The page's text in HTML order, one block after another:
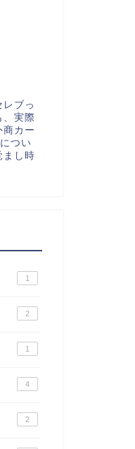
ブっ
、実際
商カー
つい
まし時
1
2
1
4
2